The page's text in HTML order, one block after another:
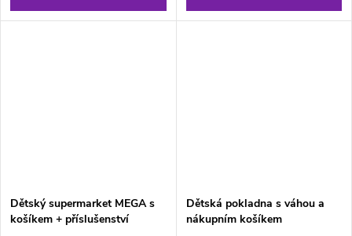
Dětský supermarket MEGA s
košíkem + příslušenství
Dětská pokladna s váhou a
nákupním košíkem